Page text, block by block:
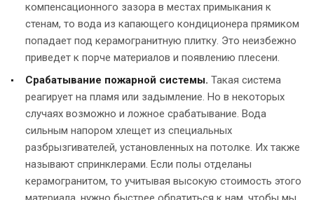
компенсационного зазора в местах примыкания к
стенам, то вода из капающего кондиционера прямиком
попадает под керамогранитную плитку. Это неизбежно
приведет к порче материалов и появлению плесени.
Срабатывание пожарной системы. Такая система
реагирует на пламя или задымление. Но в некоторых
случаях возможно и ложное срабатывание. Вода
сильным напором хлещет из специальных
разбрызгивателей, установленных на потолке. Их также
называют спринклерами. Если полы отделаны
керамогранитом, то учитывая высокую стоимость этого